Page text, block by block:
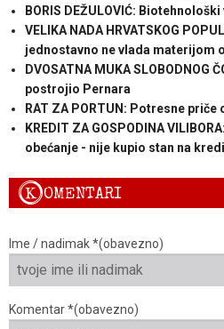
BORIS DEŽULOVIĆ:
VELIKA NADA HRVATSKOG
jednostavno ne vlada materijom
DVOSATNA MUKA SLOBODNOG
postrojio Pernara
RAT ZA PORTUN: Potresne
KREDIT ZA GOSPODINA
obećanje - nije kupio stan na
KOMENTARI
Ime / nadimak *(obavezno)
Komentar *(obavezno)